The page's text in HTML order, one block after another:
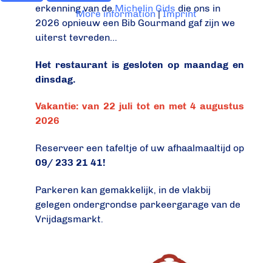
erkenning van deMichelin Gids die ons in
2026 opnieuw een Bib Gourmand gaf zijn we
uiterst tevreden...
Het restaurant is gesloten op maandag en
dinsdag.
Vakantie: van 22 juli tot en met 4 augustus
2026
Reserveer een tafeltje of uw afhaalmaaltijd op
09/ 233 21 41!
Parkeren kan gemakkelijk, in de vlakbij
gelegen ondergrondse parkeergarage van de
Vrijdagsmarkt.
More information|Imprint